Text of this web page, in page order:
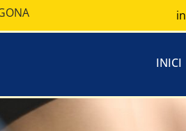
INICI